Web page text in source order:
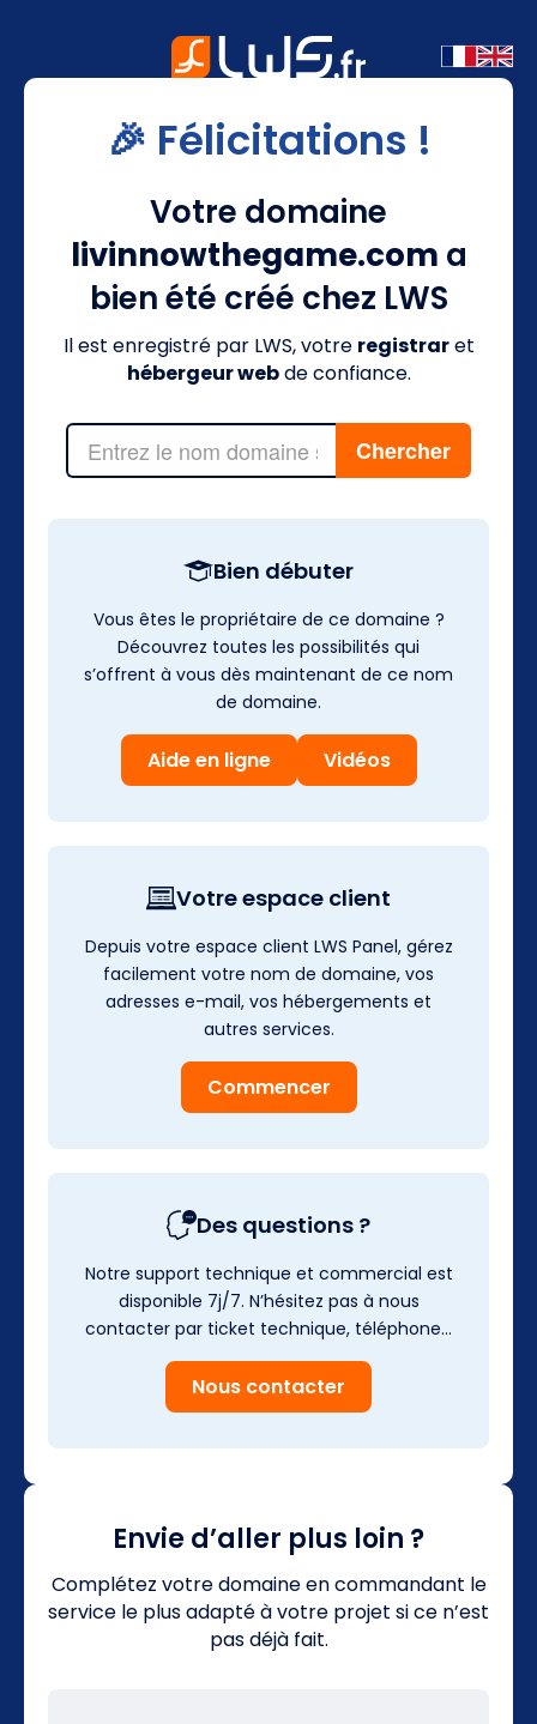
🎉 Félicitations !
Votre domaine
livinnowthegame.com a
bien été créé chez LWS
Il est enregistré par LWS, votre registraret
hébergeur webde confiance.
Bien débuter
Vous êtes le propriétaire de ce domaine ?
Découvrez toutes les possibilités qui
s’offrent à vous dès maintenant de ce nom
de domaine.
Aide en ligne Vidéos
Votre espace client
Depuis votre espace client LWS Panel, gérez
facilement votre nom de domaine, vos
adresses e-mail, vos hébergements et
autres services.
Commencer
Des questions ?
Notre support technique et commercial est
disponible 7j/7. N’hésitez pas à nous
contacter par ticket technique, téléphone…
Nous contacter
Envie d’aller plus loin ?
Complétez votre domaine en commandant le
service le plus adapté à votre projet si ce n’est
pas déjà fait.